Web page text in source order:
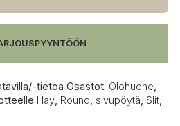
tietoa Osastot: Olohuone
Hay Round sivupöytä Slit